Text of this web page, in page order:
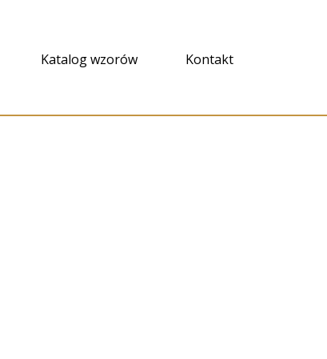
Katalog wzorów Kontakt